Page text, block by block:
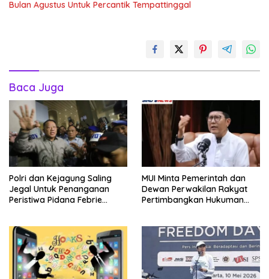
Bulan Agustus Untuk Percantik Tempattinggal
Baca Juga
Polri dan Kejagung Saling
Jegal Untuk Penanganan
Peristiwa Pidana Febrie
MUI Minta Pemerintah dan
Dewan Perwakilan Rakyat
Pertimbangkan Hukuman